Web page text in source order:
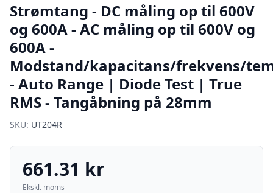
Strømtang - DC måling op til 600V
og 600A - AC måling op til 600V og
600A -
Modstand/kapacitans/frekvens/
- Auto Range | Diode Test | True
RMS - Tangåbning på 28mm
SKU: UT204R
661.31 kr
Ekskl. moms